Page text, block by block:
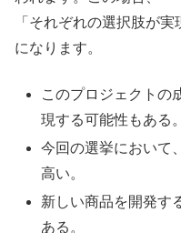
「それぞれの選択肢が
になります。
このプロジェクトの
現する可能性もある。
今回の選挙において
高い。
新しい商品を開発す
ある。